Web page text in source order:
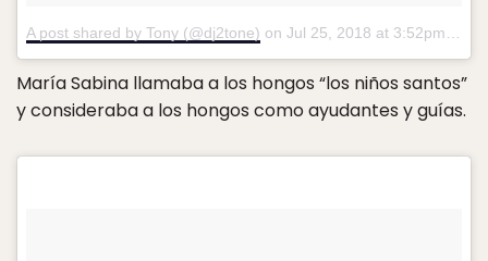
A post shared by Tony (@dj2tone) on Jul 25, 2018 at 3:52pm PDT
María Sabina llamaba a los hongos “los niños santos”
y consideraba a los hongos como ayudantes y guías.